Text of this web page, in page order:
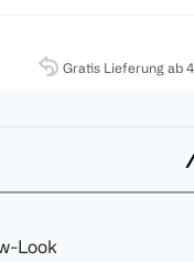
Gratis Lieferung ab
Look